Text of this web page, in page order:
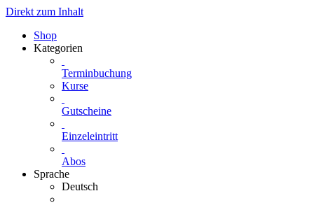
Direkt zum Inhalt
Shop
Kategorien
Terminbuchung
Kurse
Gutscheine
Einzeleintritt
Abos
Sprache
Deutsch